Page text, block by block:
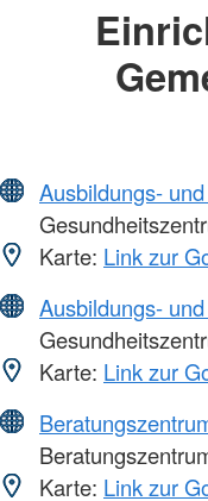
Ausbildungs-
Karte: Link zur
Ausbildungs-
Karte: Link zur
Karte: Link zur